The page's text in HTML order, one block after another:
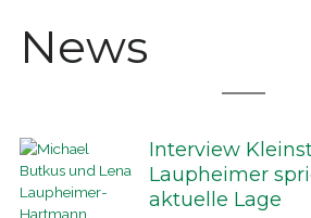
News
Interview
Laupheimer
aktuelle Lage